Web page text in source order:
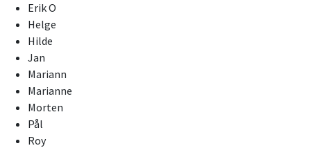
Erik O
Helge
Hilde
Jan
Mariann
Marianne
Morten
Pål
Roy